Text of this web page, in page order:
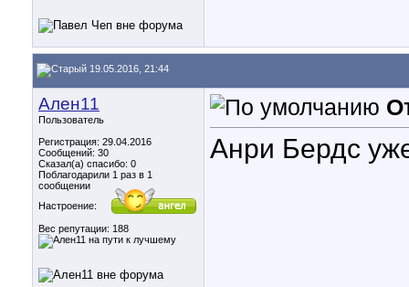
19.05.2016, 21:44
Ален11
Пользователь
Регистрация: 29.04.2016
Сообщений: 30
Сказал(а) спасибо: 0
Поблагодарили 1 раз в 1
сообщении
Настроение:
Вес репутации: 188
Анри Бердс